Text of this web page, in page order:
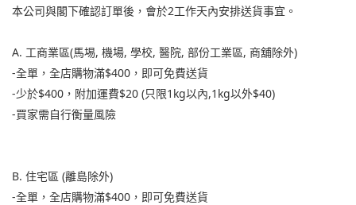
本公司與閣下確認訂單後，會於2工作天內安排送貨事宜。
A. 工商業區(馬埸, 機場, 學校, 醫院, 部份工業區, 商舖除外)
-全單，全店購物滿$400 ，即可免費送貨
-少於$400 ，附加運費$20 (只限1kg以內,1kg以外$40)
-買家需自行衡量風險
B. 住宅區 (離島除外)
-全單，全店購物滿$400 ，即可免費送貨